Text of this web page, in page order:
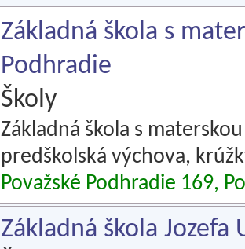
Základná škola s
Podhradie
Školy
Základná škola s
predškolská výchova,
Považské Podhradie 169,
Základná škola Jozefa